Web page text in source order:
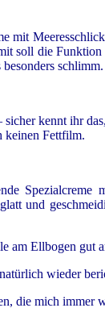
mit
soll die
kennt ihr
keinen Fettfilm.
Spezialcreme
und
am Ellbogen gut
wieder
die mich immer